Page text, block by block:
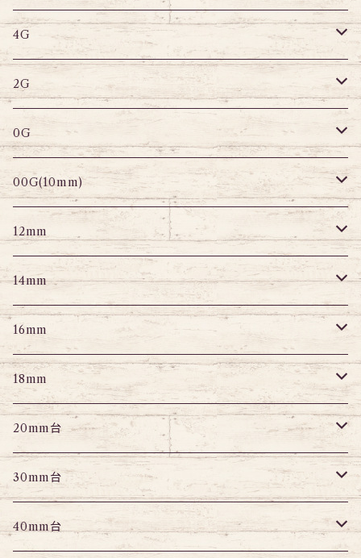
サーキュラー
スパイラル
変形ピアス
セグメントリング
ニップルピアス
スクランパー
フェイクプラグ
パーツ
へそピアス
サーキュラー
スパイラル
セグメント
変形ピアス
ニップルピアス
パーツ
バナナバーベル
セグメントリング
サーキュラーバーベル
パーツ
ラブレット
バナナバーベル
セグメントリング
プラグ
パーツ
ストレートバーベル
ラブレット
セグメントリング
プラグ
トンネル
アイレット
エキスパンダー
パーツ
キャプティブリング
ストレートバーベル
トンネル
プラグ
アイレット
エキスパンダー
パーツ
4G
キャプティブリング
ストレートバーベル
サーキュラー
トンネル
プラグ
アイレット
エキスパンダー
パーツ
2G
トンネル
プラグ
アイレット
エキスパンダー
パーツ
0G
トンネル
プラグ
アイレット
エキスパンダー
パーツ
00G(10mm)
トンネル
プラグ
アイレット
エキスパンダー
パーツ
12mm
トンネル
プラグ
アイレット
エキスパンダー
パーツ
14mm
トンネル
プラグ
アイレット
エキスパンダー
パーツ
16mm
トンネル
プラグ
アイレット
パーツ
18mm
トンネル
プラグ
アイレット
20mm台
トンネル
プラグ
30mm台
トンネル
40mm台